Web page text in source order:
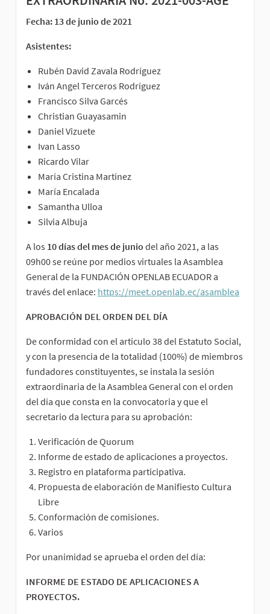
Fecha: 13 de junio de 2021
Asistentes:
Rubén David Zavala Rodríguez
Iván Angel Terceros Rodríguez
Francisco Silva Garcés
Christian Guayasamin
Daniel Vizuete
Ivan Lasso
Ricardo Vilar
María Cristina Martínez
María Encalada
Samantha Ulloa
Silvia Albuja
A los 10 días del mes de junio del año 2021, a las
09h00 se reúne por medios virtuales la Asamblea
General de la FUNDACIÓN OPENLAB ECUADOR a
través del enlace: https://meet.openlab.ec/asamblea
APROBACIÓN DEL ORDEN DEL DÍA
De conformidad con el artículo 38 del Estatuto Social,
y con la presencia de la totalidad (100%) de miembros
fundadores constituyentes, se instala la sesión
extraordinaria de la Asamblea General con el orden
del día que consta en la convocatoria y que el
secretario da lectura para su aprobación:
Verificación de Quorum
Informe de estado de aplicaciones a proyectos.
Registro en plataforma participativa.
Propuesta de elaboración de Manifiesto Cultura
Libre
Conformación de comisiones.
Varios
Por unanimidad se aprueba el orden del día:
INFORME DE ESTADO DE APLICACIONES A
PROYECTOS.